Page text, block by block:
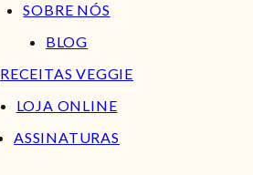
SOBRE NÓS
BLOG
RECEITAS VEGGIE
LOJA ONLINE
ASSINATURAS